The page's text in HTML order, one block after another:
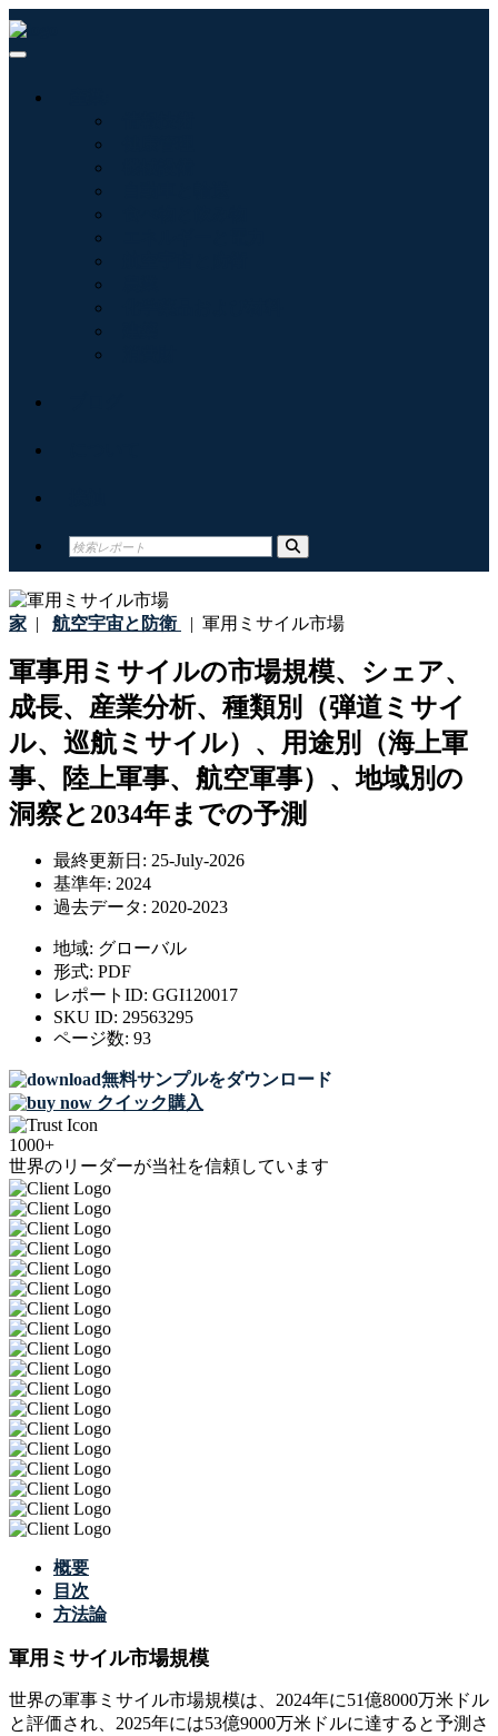
家 | 航空宇宙と防衛 | 軍用ミサイル市場
軍事用ミサイルの市場規模、シェア、
成長、産業分析、種類別（弾道ミサイ
ル、巡航ミサイル）、用途別（海上軍
事、陸上軍事、航空軍事）、地域別の
洞察と2034年までの予測
最終更新日: 25-July-2026
基準年: 2024
過去データ: 2020-2023
地域: グローバル
形式: PDF
レポートID: GGI120017
SKU ID: 29563295
ページ数: 93
無料サンプルをダウンロード
クイック購入
1000+
世界のリーダーが当社を信頼しています
概要
目次
方法論
軍用ミサイル市場規模
世界の軍事ミサイル市場規模は、2024年に51億8000万米ドル
と評価され、2025年には53億9000万米ドルに達すると予測さ